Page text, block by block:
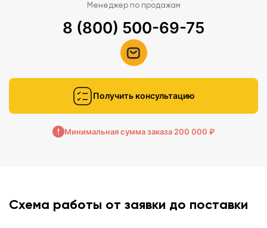
Менеджер по продажам
8 (800) 500-69-75
Получить консультацию
Минимальная сумма заказа 200 000 ₽
Схема работы от заявки до поставки